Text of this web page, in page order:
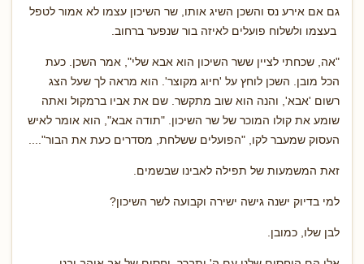
גם אם אירע נס והשכן השיג אותו, שר השיכון עצמו לא אמור לטפל
בעצמו ולשלוח פועלים לאיזה בור שנפער ברחוב.
"אה, שכחתי לציין ששר השיכון הוא אבא שלי", אמר השכן. כעת
הכל מובן. השכן לוחץ על 'חיוג מקוצר'. הוא מראה לך שעל הצג
רשום 'אבא', והנה הוא שוב מתקשר. שם את אביו ברמקול ואתה
שומע את קולו המוכר של שר השיכון. "תודה אבא", הוא אומר לאיש
העסוק שמעבר לקו, "הפועלים ששלחת, מסדרים כעת את הבור"....
זאת המשמעות של תפילה לאבינו שבשמים.
למי בדיוק ישנה גישה ישירה וקבועה לשר השיכון?
לבן שלו, כמובן.